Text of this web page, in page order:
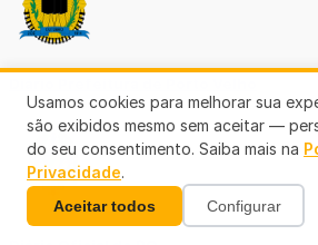
Usamos cookies para melhorar sua
são exibidos mesmo sem aceitar —
do seu consentimento. Saiba mais na
Privacidade.
Aceitar todos Configurar